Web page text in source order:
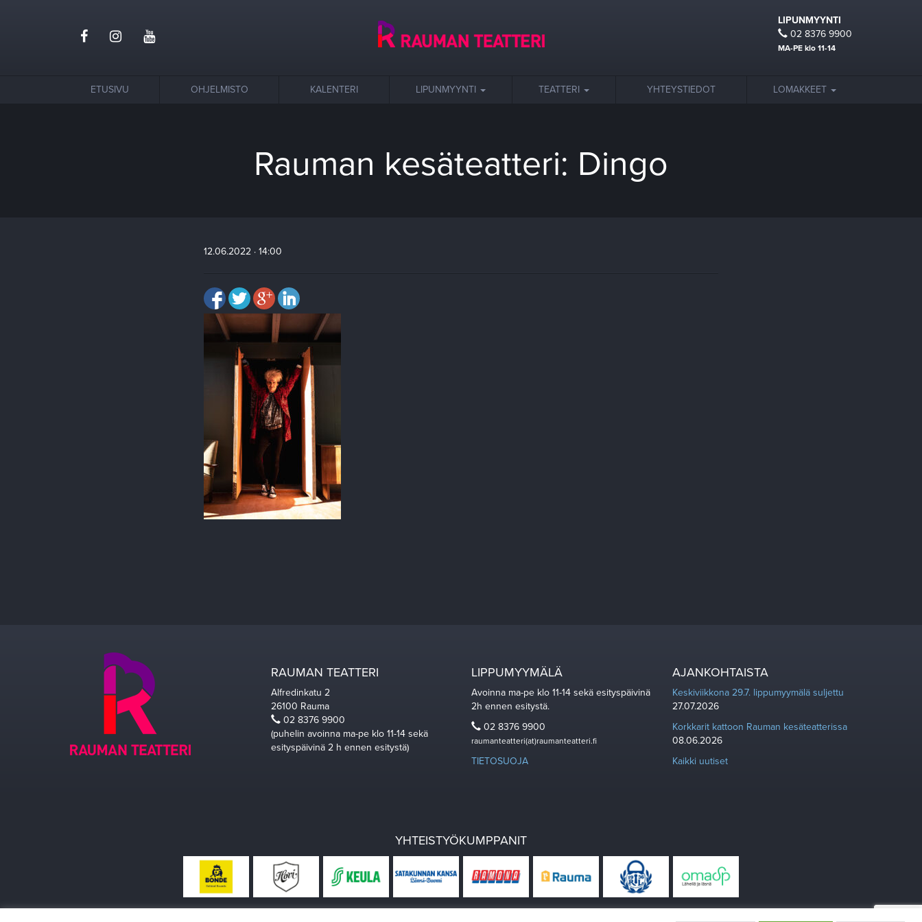
LIPUNMYYNTI
02 8376 9900
MA-PE klo 11-14
ETUSIVU OHJELMISTO KALENTERI LIPUNMYYNTI TEATTERI YHTEYSTIEDOT LOMAKKEET
Rauman kesäteatteri: Dingo
12.06.2022 · 14:00
RAUMAN TEATTERI
Alfredinkatu 2
26100 Rauma
02 8376 9900
(puhelin avoinna ma-pe klo 11-14 sekä
esityspäivinä 2 h ennen esitystä)
LIPPUMYYMÄLÄ
Avoinna ma-pe klo 11-14 sekä esityspäivinä
2h ennen esitystä.
02 8376 9900
raumanteatteri(at)raumanteatteri.fi
TIETOSUOJA
AJANKOHTAISTA
Keskiviikkona 29.7. lippumyymälä suljettu
27.07.2026
Korkkarit kattoon Rauman kesäteatterissa
08.06.2026
Kaikki uutiset
YHTEISTYÖKUMPPANIT